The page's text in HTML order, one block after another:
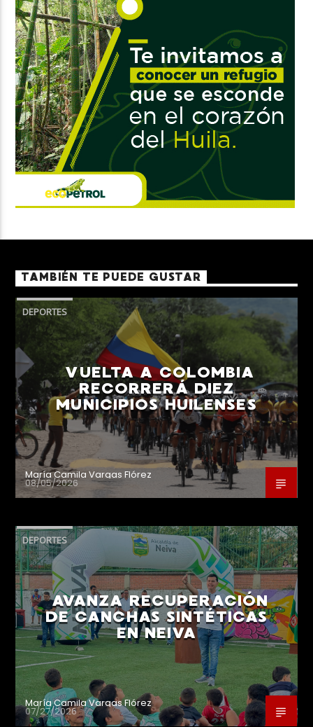
TAMBIÉN TE PUEDE GUSTAR
DEPORTES
VUELTA A COLOMBIA
RECORRERÁ DIEZ
MUNICIPIOS HUILENSES
María Camila Vargas Flórez
08/05/2026
DEPORTES
AVANZA RECUPERACIÓN
DE CANCHAS SINTÉTICAS
EN NEIVA
María Camila Vargas Flórez
07/27/2026